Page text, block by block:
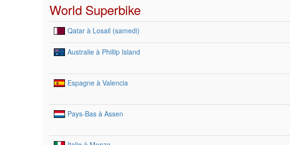
World Superbike
Qatar à Losail (samedi)
Australie à Phillip Island
Espagne à Valencia
Pays-Bas à Assen